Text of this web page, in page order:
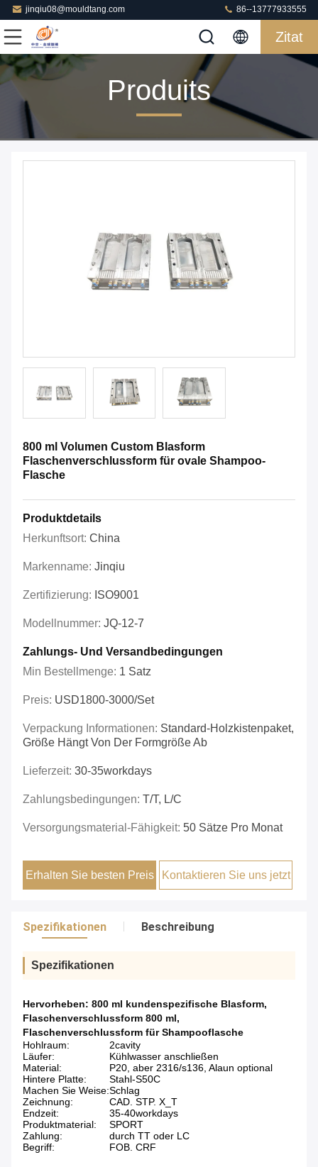
jinqiu08@mouldtang.com 86--13777933555
Zitat
Produits
800 ml Volumen Custom Blasform
Flaschenverschlussform für ovale Shampoo-
Flasche
Produktdetails
Herkunftsort: China
Markenname: Jinqiu
Zertifizierung: ISO9001
Modellnummer: JQ-12-7
Zahlungs- Und Versandbedingungen
Min Bestellmenge: 1 Satz
Preis: USD1800-3000/set
Verpackung Informationen: Standard-Holzkistenpaket,
Größe Hängt Von Der Formgröße Ab
Lieferzeit: 30-35workdays
Zahlungsbedingungen: T/T, L/C
Versorgungsmaterial-Fähigkeit: 50 Sätze Pro Monat
Erhalten Sie besten Preis Kontaktieren Sie uns jetzt
Spezifikationen Beschreibung
Spezifikationen
Hervorheben: 800 ml kundenspezifische Blasform,
Flaschenverschlussform 800 ml,
Flaschenverschlussform für Shampooflasche
Hohlraum:
2cavity
Läufer:
Kühlwasser anschließen
Material:
P20, aber 2316/s136, Alaun optional
Hintere Platte:
Stahl-S50C
Machen Sie Weise:Schlag
Zeichnung:
CAD. STP. X_T
Endzeit:
35-40workdays
Produktmaterial:
SPORT
Zahlung:
durch TT oder LC
Begriff:
FOB. CRF